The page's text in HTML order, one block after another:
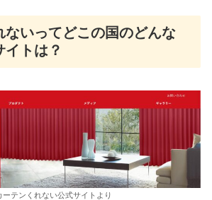
ないってどこの国のどんな
イトは？
ーテンくれない公式サイトより